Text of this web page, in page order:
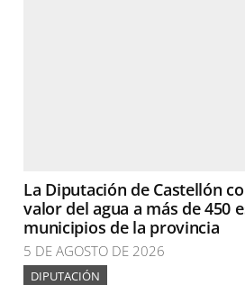
La Diputación de Castellón
valor del agua a más de 450
municipios de la provincia
5 DE AGOSTO DE 2026
DIPUTACIÓN